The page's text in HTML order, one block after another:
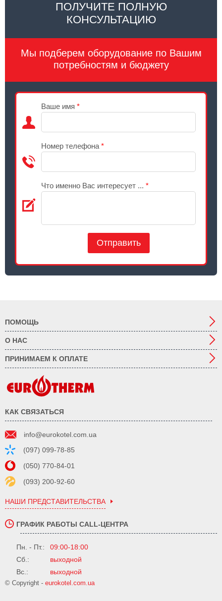
ПОЛУЧИТЕ ПОЛНУЮ
КОНСУЛЬТАЦИЮ
Мы подберем оборудование по Вашим
потребностям и бюджету
Ваше имя *
Номер телефона *
Что именно Вас интересует ... *
Отправить
ПОМОЩЬ
О НАС
ПРИНИМАЕМ К ОПЛАТЕ
КАК СВЯЗАТЬСЯ
info@eurokotel.com.ua
(097) 099-78-85
(050) 770-84-01
(093) 200-92-60
НАШИ ПРЕДСТАВИТЕЛЬСТВА
ГРАФИК РАБОТЫ CALL-ЦЕНТРА
Пн. - Пт.:
09:00-18:00
Сб.:
выходной
Вс.:
выходной
© Copyright - eurokotel.com.ua